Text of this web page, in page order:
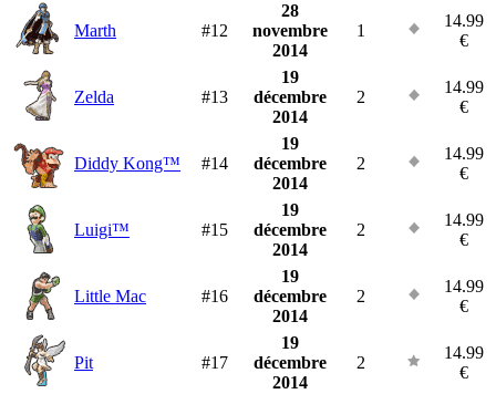
Marth #12
28
novembre
2014
1
14.99
€
Zelda #13
19
décembre
2014
2
14.99
€
Diddy Kong™ #14
19
décembre
2014
2
14.99
€
Luigi™ #15
19
décembre
2014
2
14.99
€
Little Mac #16
19
décembre
2014
2
14.99
€
Pit #17
19
décembre
2014
2
14.99
€